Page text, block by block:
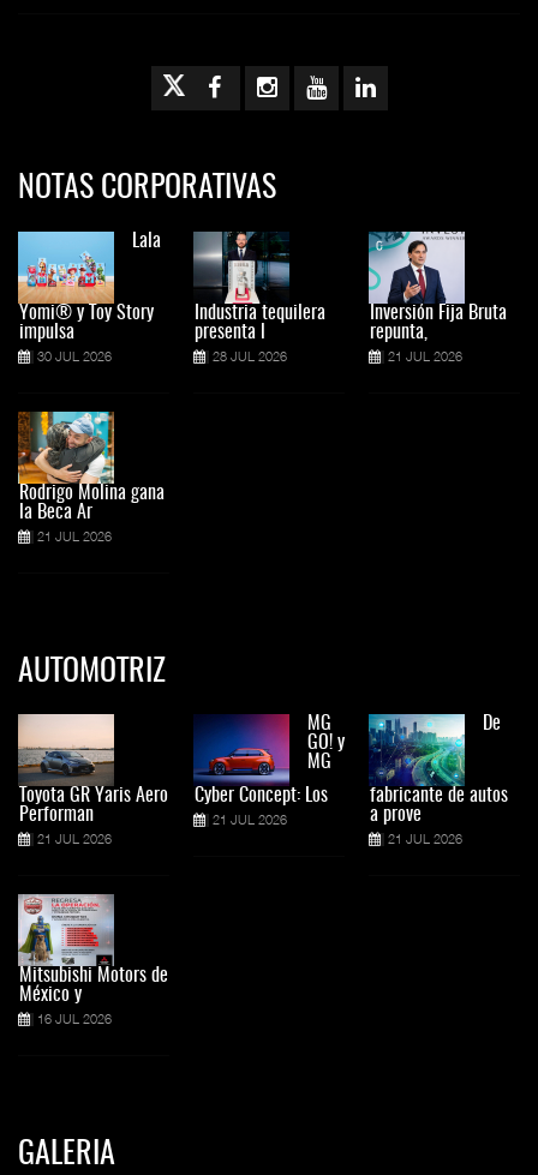
NOTAS CORPORATIVAS
Lala
Yomi® y Toy Story
impulsa
30 JUL 2026
Rodrigo Molina gana
la Beca Ar
21 JUL 2026
Industria tequilera
presenta l
28 JUL 2026
Inversión Fija Bruta
repunta,
21 JUL 2026
AUTOMOTRIZ
Toyota GR Yaris Aero
Performan
21 JUL 2026
Mitsubishi Motors de
México y
16 JUL 2026
MG
GO! y
MG
Cyber Concept: Los
21 JUL 2026
De
fabricante de autos
a prove
21 JUL 2026
GALERIA